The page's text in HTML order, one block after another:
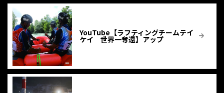
YouTube【ラフティングチームテイ
ケイ 世界一奪還】アップ